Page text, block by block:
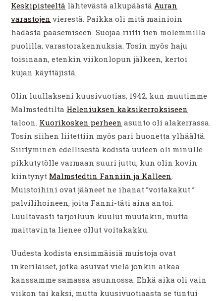
Keskipisteeltä lähtevästä alkupäästäAuran
varastojen vierestä. Paikka oli mitä mainioin
hädästä pääsemiseen. Suojaa riitti tien molemmilla
puolilla, varastorakennuksia. Tosin myös haju
toisinaan, etenkin viikonlopun jälkeen, kertoi
kujan käyttäjistä.
Olin luullakseni kuusivuotias, 1942, kun muutimme
Malmstedtilta Heleniuksen kaksikerroksiseen
taloon. Kuorikosken perheen asunto oli alakerrassa.
Tosin siihen liitettiin myös pari huonetta ylhäältä.
Siirtyminen edellisestä kodista uuteen oli minulle
pikkutytölle varmaan suuri juttu, kun olin kovin
kiintynyt Malmstedtin Fanniin ja Kalleen.
Muistoihini ovat jääneet ne ihanat ”voitakakut ”
palvilihoineen, joita Fanni-täti aina antoi.
Luultavasti tarjoiluun kuului muutakin, mutta
maittavinta lienee ollut voitakakku.
Uudesta kodista ensimmäisiä muistoja ovat
inkeriläiset, jotka asuivat vielä jonkin aikaa
kanssamme samassa asunnossa. Ehkä aika oli vain
viikon tai kaksi, mutta kuusivuotiaasta se tuntui